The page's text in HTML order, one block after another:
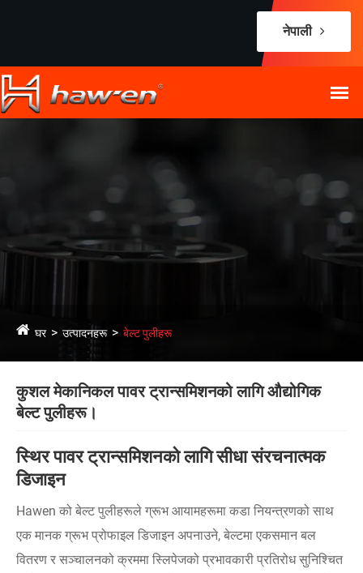
नेपाली
घर उत्पादनहरू बेल्ट पुलीहरू
कुशल मेकानिकल पावर ट्रान्समिशनको लागि औद्योगिक
बेल्ट पुलीहरू।
स्थिर पावर ट्रान्समिशनको लागि सीधा संरचनात्मक
डिजाइन
Hawen को बेल्ट पुलीहरूले ग्रूभ आयामहरूमा कडा नियन्त्रणको साथ
एक मानक ग्रूभ प्रोफाइल डिजाइन अपनाउने, बेल्टमा एकसमान बल
वितरण र सञ्चालनको क्रममा स्लिपेजको प्रभावकारी प्रतिरोध सुनिश्चित